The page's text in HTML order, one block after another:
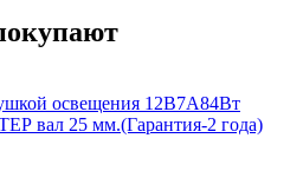
освещения 12В7А84Вт
вал 25 мм.(Гарантия-2 года)